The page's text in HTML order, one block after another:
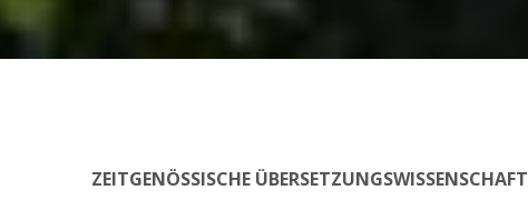
ZEITGENÖSSISCHE ÜBERSETZUNGSWISSENSCHAFT